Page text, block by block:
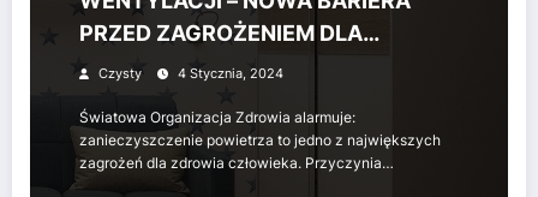
PRZED ZAGROŻENIEM DLA
ZDROWIA
Czysty 4 Stycznia, 2024
Światowa Organizacja Zdrowia alarmuje:
zanieczyszczenie powietrza to jedno z największych
zagrożeń dla zdrowia człowieka. Przyczynia…